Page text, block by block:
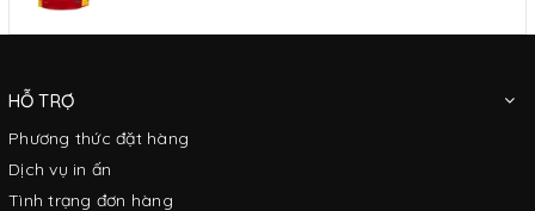
HỖ TRỢ
Phương thức đặt hàng
Dịch vụ in ấn
Tình trạng đơn hàng